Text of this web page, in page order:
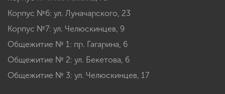
Корпус №6: ул. Луначарского, 23
Корпус №7: ул. Челюскинцев, 9
Общежитие № 1: пр. Гагарина, 6
Общежитие № 2: ул. Бекетова, 6
Общежитие № 3: ул. Челюскинцев, 17